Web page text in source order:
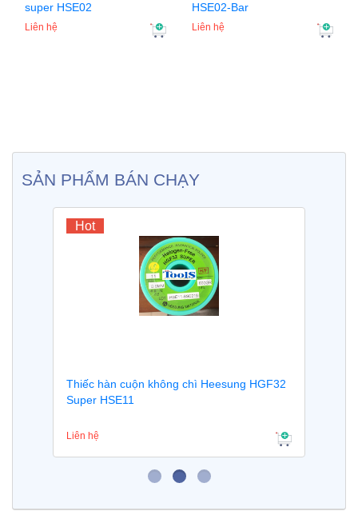
super HSE02
Liên hệ
HSE02-Bar
Liên hệ
SẢN PHẨM BÁN CHẠY
Hot
Thiếc hàn cuộn không chì Heesung HGF32
Super HSE11
Liên hệ